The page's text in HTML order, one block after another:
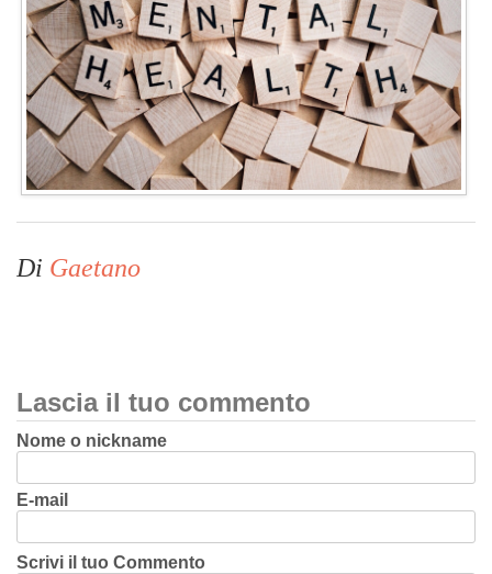
Di Gaetano
Lascia il tuo commento
Nome o nickname
E-mail
Scrivi il tuo Commento